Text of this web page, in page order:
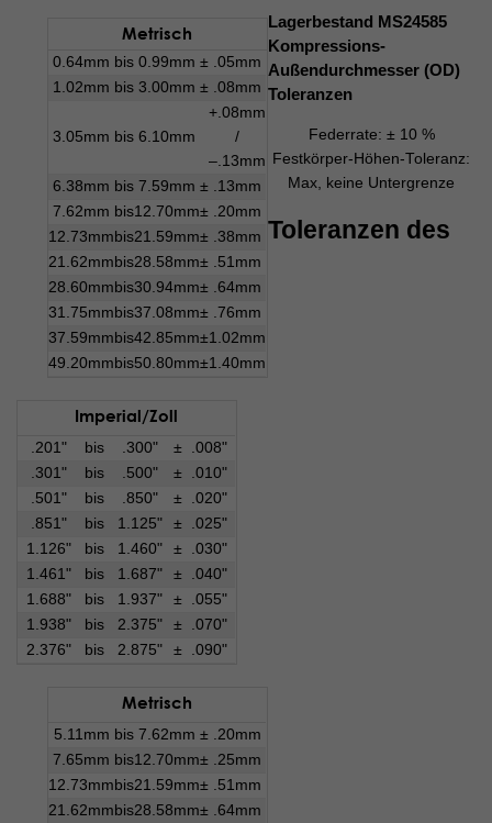
Metrisch
0.64mm bis 0.99mm ± .05mm
1.02mm bis 3.00mm ± .08mm
3.05mm bis 6.10mm
+.08mm
/
–.13mm
6.38mm bis 7.59mm ± .13mm
7.62mm bis12.70mm± .20mm
12.73mm bis21.59mm± .38mm
21.62mm bis28.58mm± .51mm
28.60mm bis30.94mm± .64mm
31.75mm bis37.08mm± .76mm
37.59mm bis42.85mm±1.02mm
49.20mm bis50.80mm±1.40mm
Imperial/Zoll
.201" bis .300" ±
.008"
.301"
bis .500" ±
.010"
.501"
bis .850" ±
.020"
.851"
bis 1.125" ±
.025"
1.126"
bis 1.460" ±
.030"
1.461"
bis 1.687" ±
.040"
1.688"
bis 1.937" ±
.055"
1.938"
bis 2.375" ±
.070"
2.376"
bis 2.875" ± .090"
Metrisch
5.11mm bis 7.62mm ± .20mm
7.65mm bis12.70mm± .25mm
12.73mm bis21.59mm± .51mm
21.62mm bis28.58mm± .64mm
Lagerbestand MS24585
Kompressions-
Außendurchmesser (OD)
Toleranzen
Federrate: ± 10 %
Festkörper-Höhen-Toleranz:
Max, keine Untergrenze
Toleranzen des